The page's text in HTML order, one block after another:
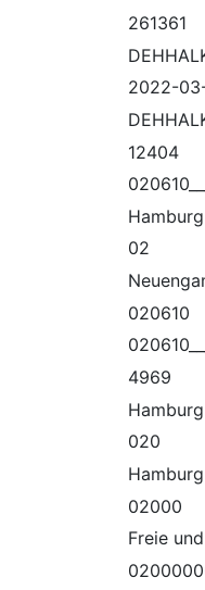
261361
2022-
12404
Hamburg
02
020610
020610___
4969
Hamburg
020
Hamburg
02000
Freie